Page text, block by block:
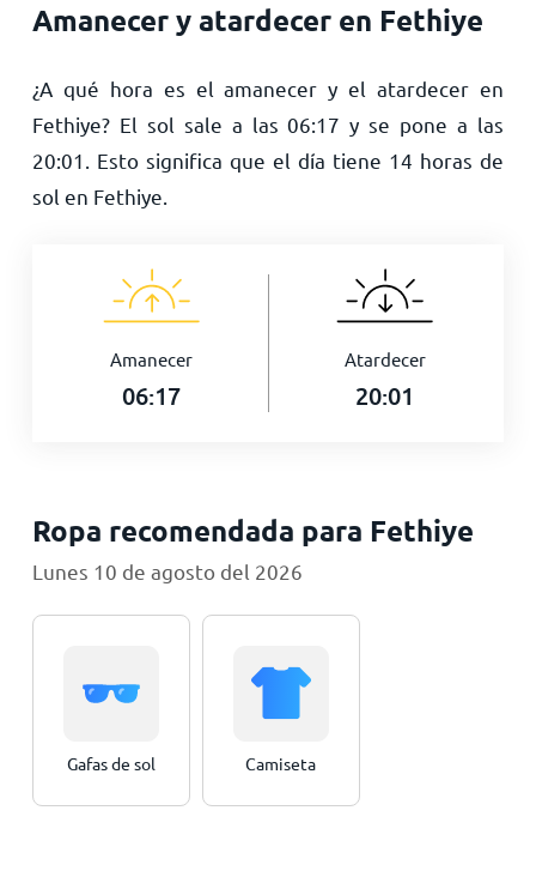
Amanecer y atardecer en Fethiye
¿A qué hora es el amanecer y el atardecer en
Fethiye? El sol sale a las06:17 y se pone a las
20:01
. Esto significa que el día tiene 14 horas de
sol en Fethiye.
Amanecer
06:17
Atardecer
20:01
Ropa recomendada para Fethiye
Lunes 10 de agosto del 2026
Gafas de sol Camiseta